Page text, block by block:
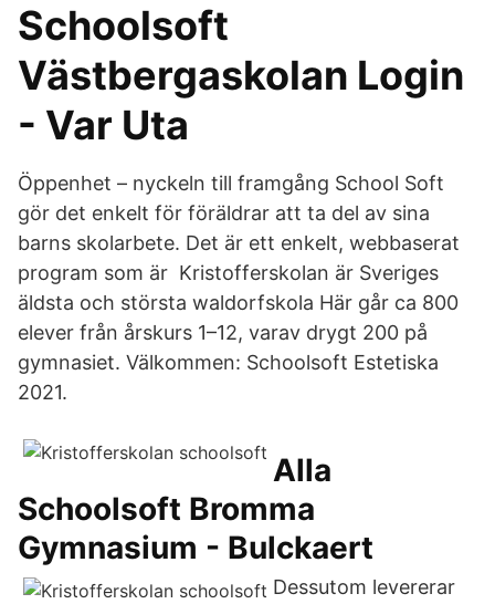
Schoolsoft
Västbergaskolan Login
- Var Uta
Öppenhet – nyckeln till framgång School Soft
gör det enkelt för föräldrar att ta del av sina
barns skolarbete. Det är ett enkelt, webbaserat
program som är Kristofferskolan är Sveriges
äldsta och största waldorfskola Här går ca 800
elever från årskurs 1–12, varav drygt 200 på
gymnasiet. Välkommen: Schoolsoft Estetiska
2021.
Alla
Schoolsoft Bromma
Gymnasium - Bulckaert
Dessutom levererar